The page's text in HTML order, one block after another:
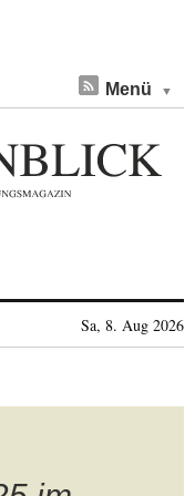
Menü
Sa, 8. Aug 2026